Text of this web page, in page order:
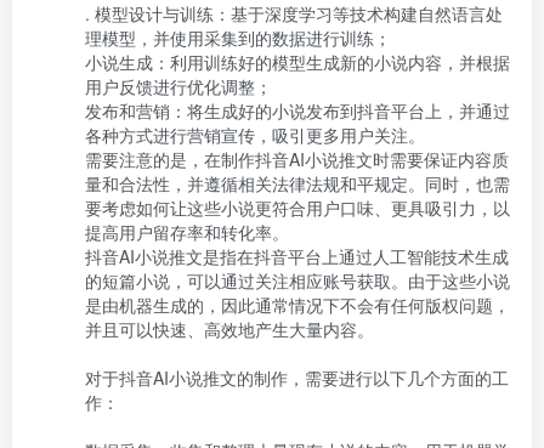
. 模型设计与训练：基于深度学习等技术构建自然语言处
理模型，并使用采集到的数据进行训练；
小说生成：利用训练好的模型生成新的小说内容，并根据
用户反馈进行优化调整；
发布和营销：将生成好的小说发布到抖音平台上，并通过
各种方式进行营销宣传，吸引更多用户关注。
需要注意的是，在制作抖音AI小说推文时需要保证内容质
量和合法性，并遵循相关法律法规和平规定。同时，也需
要考虑如何让这些小说更符合用户口味、更具吸引力，以
提高用户留存率和转化率。
抖音AI小说推文是指在抖音平台上通过人工智能技术生成
的短篇小说，可以通过关注相应账号获取。由于这些小说
是由机器生成的，因此通常情况下不会有任何版权问题，
并且可以快速、高效地产生大量内容。
对于抖音AI小说推文的制作，需要进行以下几个方面的工
作：